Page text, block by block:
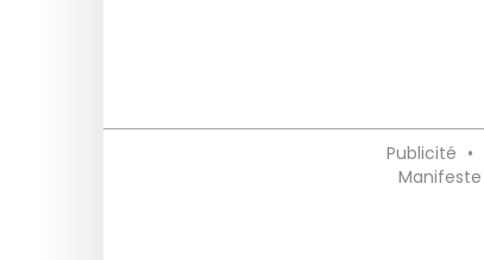
Publicité •
Manifeste